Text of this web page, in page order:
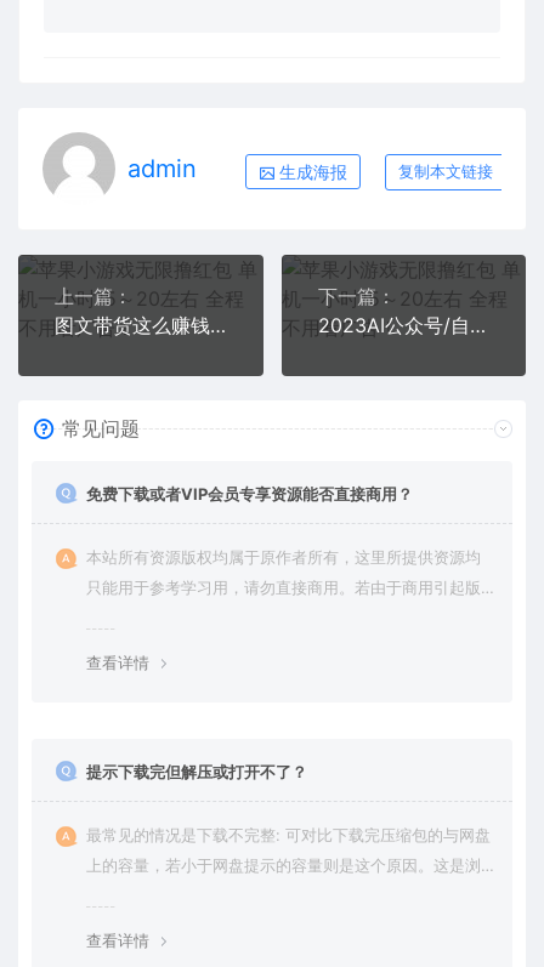
admin 生成海报 复制本文链接
上一篇：
图文带货这么赚钱么? 3个月52W 图文带货运营加强课
下一篇：
2023AI公众号/自媒体/微头条项目 0成本几分钟产一篇文章 持续产生爆文收益
常见问题
免费下载或者VIP会员专享资源能否直接商用？
本站所有资源版权均属于原作者所有，这里所提供资源均
只能用于参考学习用，请勿直接商用。若由于商用引起版
查看详情
提示下载完但解压或打开不了？
最常见的情况是下载不完整: 可对比下载完压缩包的与网盘
上的容量，若小于网盘提示的容量则是这个原因。这是浏
查看详情